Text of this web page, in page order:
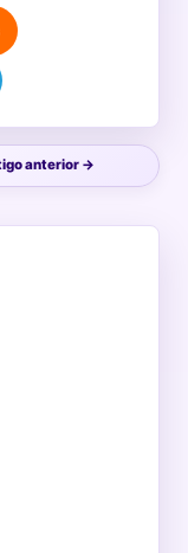
anterior →